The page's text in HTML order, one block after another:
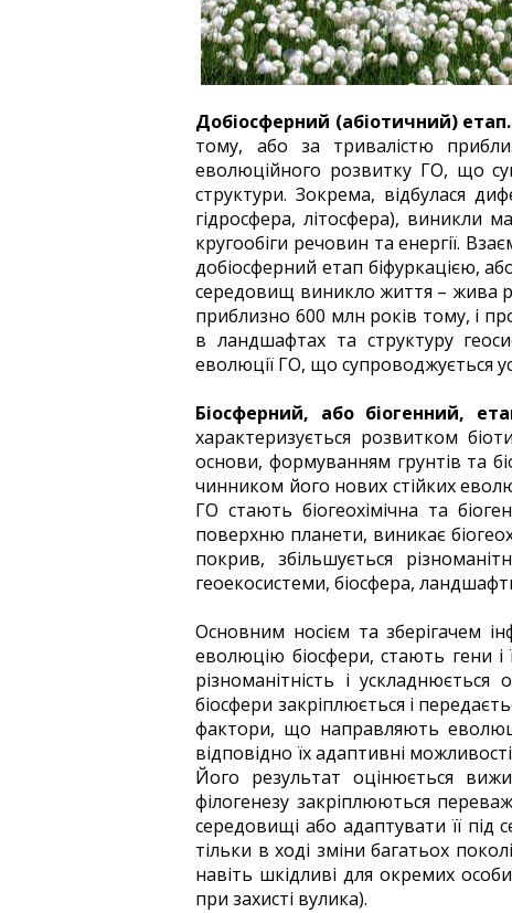
Добіосферний (абіотичний) етап.
тому, або за тривалістю
еволюційного розвитку ГО, що
структури. Зокрема, відбулася
гідросфера, літосфера), виникли
кругообіги речовин та енергії.
добіосферний етап біфуркацією,
середовищ виникло життя – жива
приблизно 600 млн років тому, і
в ландшафтах та структуру
еволюції ГО, що супроводжується
Біосферний, або біогенний,
характеризується розвитком
основи, формуванням грунтів та
чинником його нових стійких
ГО стають біогеохімічна та
поверхню планети, виникає
покрив, збільшується
геоекосистеми, біосфера,
Основним носієм та зберігачем
еволюцію біосфери, стають гени і
різноманітність і
біосфери закріплюється і
фактори, що направляють
відповідно їх адаптивні
Його результат оцінюється
філогенезу закріплюються
середовищі або адаптувати її під
тільки в ході зміни багатьох
навіть шкідливі для окремих
при захисті вулика).